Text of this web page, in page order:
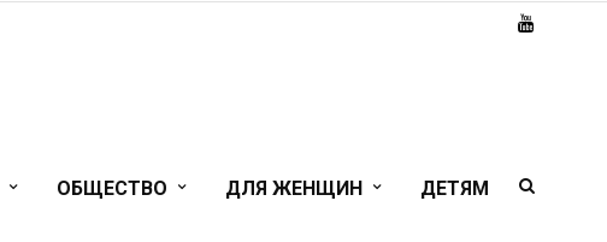
ОБЩЕСТВО ДЛЯ ЖЕНЩИН ДЕТЯМ